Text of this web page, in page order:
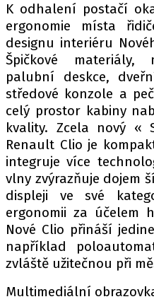
Máte příběh,
Pošlete e-
OSOBNÍ
Provozovatelem
INCORP MEDIA
K odhalení postačí
ergonomie místa
designu interiéru
Špičkové materiály,
palubní deskce,
středové konzole a
celý prostor kabiny
kvality. Zcela nový «
Renault Clio je
integruje více
vlny zvýrazňuje dojem
displeji ve své
ergonomii za účelem
Nové Clio přináší
například
zvláště užitečnou při
Multimediální